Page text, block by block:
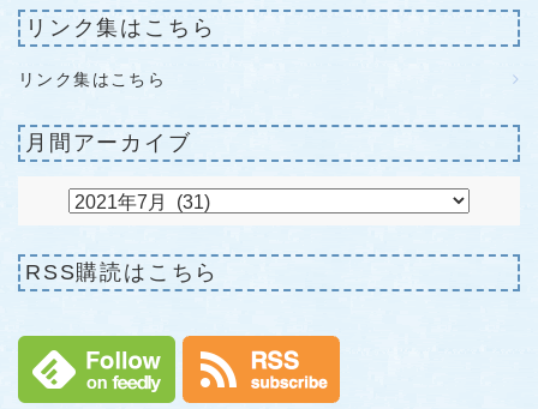
リンク集はこちら
リンク集はこちら
月間アーカイブ
RSS購読はこちら